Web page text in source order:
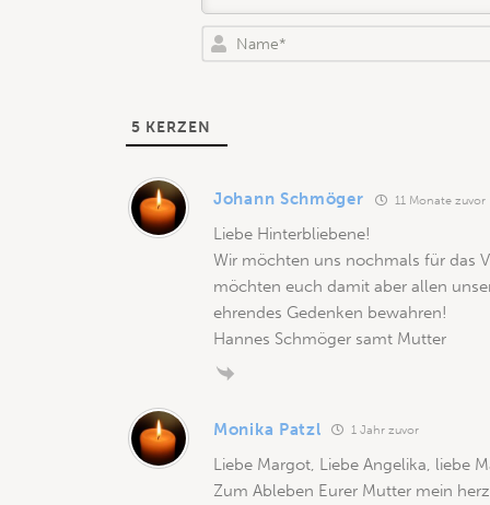
5 KERZEN
Johann Schmöger 11 Monate zuvor
Liebe Hinterbliebene!
Wir möchten uns nochmals für das
möchten euch damit aber allen
ehrendes Gedenken bewahren!
Hannes Schmöger samt Mutter
Monika Patzl 1 Jahr zuvor
Liebe Margot, Liebe Angelika, liebe
Zum Ableben Eurer Mutter mein